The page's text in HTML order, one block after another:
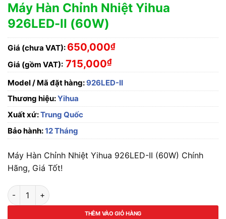
Máy Hàn Chỉnh Nhiệt Yihua
926LED-II (60W)
Giá (chưa VAT): 650,000₫
Giá (gồm VAT): 715,000₫
Model / Mã đặt hàng:926LED-II
Thương hiệu:Yihua
Xuất xứ:Trung Quốc
Bảo hành:12 Tháng
Máy Hàn Chỉnh Nhiệt Yihua 926LED-II (60W) Chính
Hãng, Giá Tốt!
Máy Hàn Chỉnh Nhiệt Yihua 926LED-II (60W) số lượng
THÊM VÀO GIỎ HÀNG